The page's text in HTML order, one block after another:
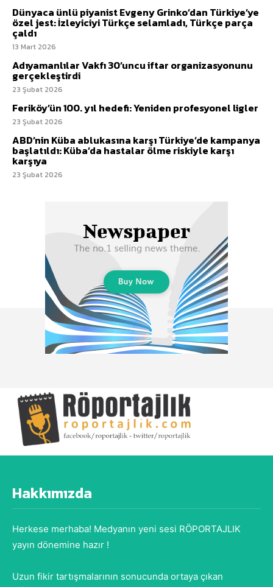
Dünyaca ünlü piyanist Evgeny Grinko’dan Türkiye’ye
özel jest: İzleyiciyi Türkçe selamladı, Türkçe parça
çaldı
13 Mart 2026
Adıyamanlılar Vakfı 30’uncu iftar organizasyonunu
gerçekleştirdi
23 Şubat 2026
Feriköy’ün 100. yıl hedefi: Yeniden profesyonel ligler
23 Şubat 2026
ABD’nin Küba ablukasına karşı Türkiye’de kampanya
başlatıldı: Küba’da hastalar ölme riskiyle karşı
karşıya
23 Şubat 2026
Hakkımızda
Herkese merhaba! Medyanın yeni sesi RÖPORTAJLIK
yayın dönemine hazır !
Uzun fikir tartışmalarının sonucunda ortaya çıkan